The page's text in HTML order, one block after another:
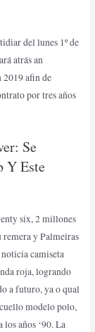
del lunes 1º de
atrás an
2019 afin de
por tres años
Se
Y Este
six, 2 millones
remera y Palmeiras
camiseta
roja, logrando
a futuro, ya o qual
modelo polo,
años ‘90. La